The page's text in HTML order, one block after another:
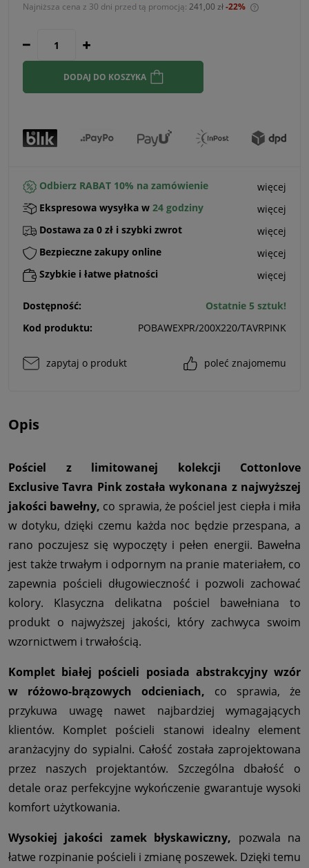
Najniższa cena z 30 dni przed tą promocją: 241,00 zł-22%
DODAJ DO KOSZYKA
Odbierz RABAT 10% na zamówienie
więcej
Ekspresowa wysyłka w 24 godziny
więcej
Dostawa za 0 zł i szybki zwrot
więcej
Bezpieczne zakupy online
więcej
Szybkie i łatwe płatności
więcej
Dostępność:
Ostatnie 5 sztuk!
Kod produktu:
POBAWEXPR/200X220/TAVRPINK
zapytaj o produkt poleć znajomemu
Opis
Pościel z limitowanej kolekcji Cottonlove
Exclusive Tavra Pink została wykonana z najwyższej
jakości bawełny, co sprawia, że pościel jest ciepła i miła
w dotyku, dzięki czemu każda noc będzie przespana, a
rano poczujesz się wypoczęty i pełen energii. Bawełna
jest także trwałym i odpornym na pranie materiałem, co
zapewnia pościeli długowieczność i pozwoli zachować
kolory. Klasyczna delikatna pościel bawełniana to
produkt o najwyższej jakości, który zachwyca swoim
wzornictwem i trwałością.
Komplet białej pościeli posiada abstrakcyjny wzór
w różowo-brązowych odcieniach, co sprawia, że
przykuwa uwagę nawet najbardziej wymagających
klientów. Komplet pościeli stanowi idealny element
aranżacyjny do sypialni. Całość została zaprojektowana
przez naszych projektantów. Szczególna dbałość o
detale oraz perfekcyjne wykończenie gwarantuje wysoki
komfort użytkowania.
Wysokiej jakości zamek błyskawiczny, pozwala na
łatwe rozpinanie pościeli i zmianę poszewek. Dzięki temu